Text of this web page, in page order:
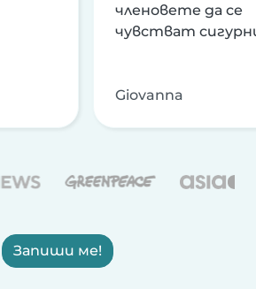
членовете да се
чувстват
Giovanna
Запиши ме!